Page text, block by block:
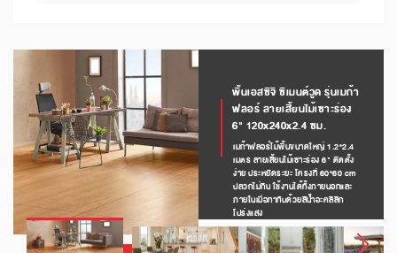
พื้นเอสซีจี ซีเมนต์วูด รุ่นเมก้า
ฟลอร์ ลายเสี้ยนไม้เซาะร่อง
6" 120x240x2.4 ซม.
เมก้าฟลอร์ไม้พื้นขนาดใหญ่ 1.2*2.4
เมตร ลายเสี้ยนไม้เซาะร่อง 6" ติดตั้ง
ง่าย ประหยัดระยะ โครงที่ 60*60 cm
ปลวกไม่กิน ใช้งานได้ทั้งภายนอกและ
ภายในเมื่อทาทับด้วยสีน้ำอะคลิลิก
โปร่งแสง